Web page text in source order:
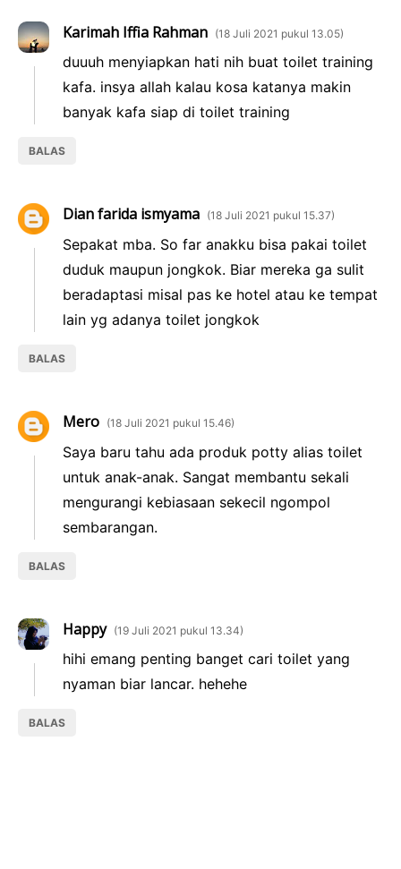
Karimah Iffia Rahman 18 Juli 2021 pukul 13.05
duuuh menyiapkan hati nih buat toilet training
kafa. insya allah kalau kosa katanya makin
banyak kafa siap di toilet training
BALAS
Dian farida ismyama 18 Juli 2021 pukul 15.37
Sepakat mba. So far anakku bisa pakai toilet
duduk maupun jongkok. Biar mereka ga sulit
beradaptasi misal pas ke hotel atau ke tempat
lain yg adanya toilet jongkok
BALAS
Mero 18 Juli 2021 pukul 15.46
Saya baru tahu ada produk potty alias toilet
untuk anak-anak. Sangat membantu sekali
mengurangi kebiasaan sekecil ngompol
sembarangan.
BALAS
Happy 19 Juli 2021 pukul 13.34
hihi emang penting banget cari toilet yang
nyaman biar lancar. hehehe
BALAS